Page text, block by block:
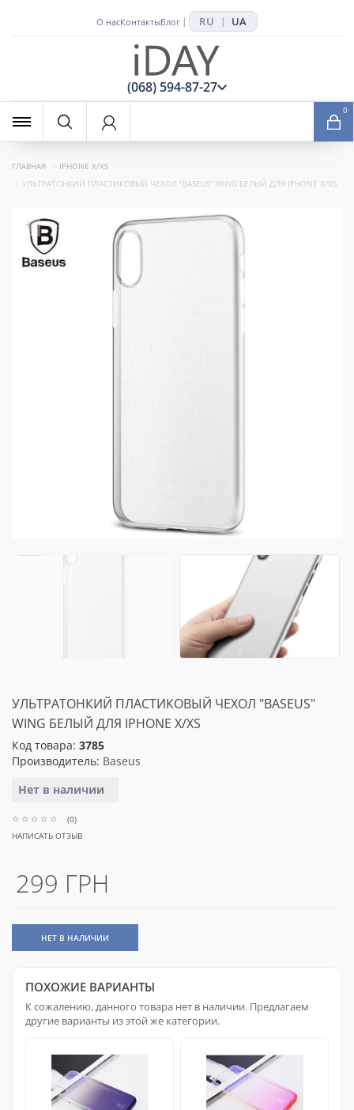
О насКонтактыБлог | RU | UA
(068) 594-87-27
0
ГЛАВНАЯ
IPHONE X/XS
УЛЬТРАТОНКИЙ ПЛАСТИКОВЫЙ ЧЕХОЛ "BASEUS" WING БЕЛЫЙ ДЛЯ IPHONE X/XS
+
УЛЬТРАТОНКИЙ ПЛАСТИКОВЫЙ ЧЕХОЛ "BASEUS"
WING БЕЛЫЙ ДЛЯ IPHONE X/XS
Код товара: 3785
Производитель: Baseus
Нет в наличии
(0)
НАПИСАТЬ ОТЗЫВ
299 ГРН
НЕТ В НАЛИЧИИ
ПОХОЖИЕ ВАРИАНТЫ
К сожалению, данного товара нет в наличии. Предлагаем
другие варианты из этой же категории.